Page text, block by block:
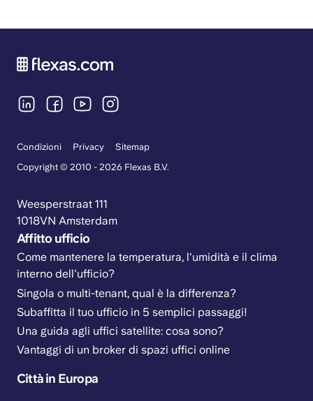
Condizioni Privacy
Sitemap
Copyright © 2010 - 2026 Flexas B.V.
Weesperstraat 111
1018VN Amsterdam
Affitto ufficio
Come mantenere la temperatura, l'umidità e il clima
interno dell'ufficio?
Singola o multi-tenant, qual è la differenza?
Subaffitta il tuo ufficio in 5 semplici passaggi!
Una guida agli uffici satellite: cosa sono?
Vantaggi di un broker di spazi uffici online
Città in Europa